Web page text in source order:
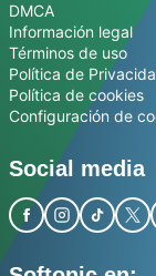
DMCA
Información legal
Términos de uso
Política de
Política de cookies
Configuración de
Social media